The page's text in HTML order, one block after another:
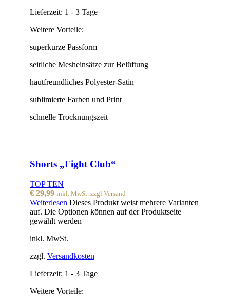
Lieferzeit: 1 - 3 Tage
Weitere Vorteile:
superkurze Passform
seitliche Mesheinsätze zur Belüftung
hautfreundliches Polyester-Satin
sublimierte Farben und Print
schnelle Trocknungszeit
Shorts „Fight Club“
TOP TEN
€ 29,99 inkl. MwSt. zzgl Versand
Weiterlesen Dieses Produkt weist mehrere Varianten
auf. Die Optionen können auf der Produktseite
gewählt werden
inkl. MwSt.
zzgl. Versandkosten
Lieferzeit: 1 - 3 Tage
Weitere Vorteile: